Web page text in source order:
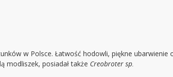
w Polsce. Łatwość hodowli, piękne ubarwienie
modliszek, posiadał także Creobroter sp.